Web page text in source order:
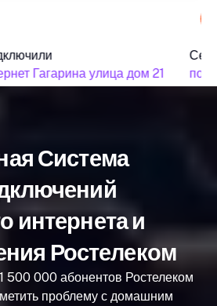
Гагарина улица дом 21
Система
интернета и
Ростелеком
500 000 абонентов Ростелеком
проблему с домашним